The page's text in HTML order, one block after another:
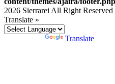
2026 Sierrarei All Right Reserved
Translate »
Translate